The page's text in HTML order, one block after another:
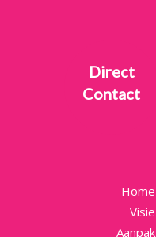
Direct
Contact
Home
Visie
Aanpak